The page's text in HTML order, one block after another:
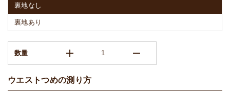
裏地なし
裏地あり
数量 add remove
ウエストつめの測り方